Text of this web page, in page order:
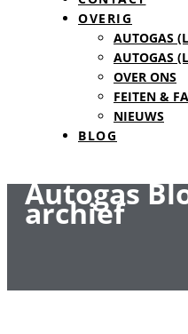
OVERIG
AUTOGAS
AUTOGAS
OVER ONS
FEITEN &
NIEUWS
BLOG
Autogas
archief